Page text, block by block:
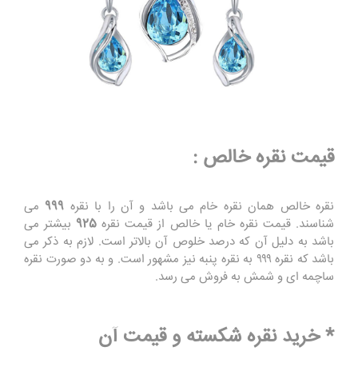
قیمت نقره خالص :
نقره خالص همان نقره خام می باشد و آن را با نقره 999 می
شناسند. قیمت نقره خام یا خالص از قیمت نقره 925 بیشتر می
باشد به دلیل آن که درصد خلوص آن بالاتر است. لازم به ذکر می
باشد که نقره ۹۹۹ به نقره پنبه نیز مشهور است. و به دو صورت نقره
ساچمه ای و شمش به فروش می رسد.
* خرید نقره شکسته و قیمت آن